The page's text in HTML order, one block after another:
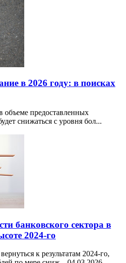
в 2026 году: в поисках
объеме предоставленных
снижаться с уровня бол...
банковского сектора в
2024-го
к результатам 2024-го,